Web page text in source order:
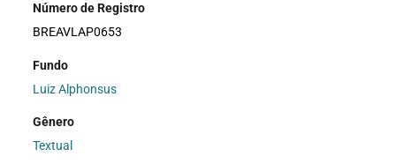
Número de Registro
BREAVLAP0653
Fundo
Luiz Alphonsus
Gênero
Textual